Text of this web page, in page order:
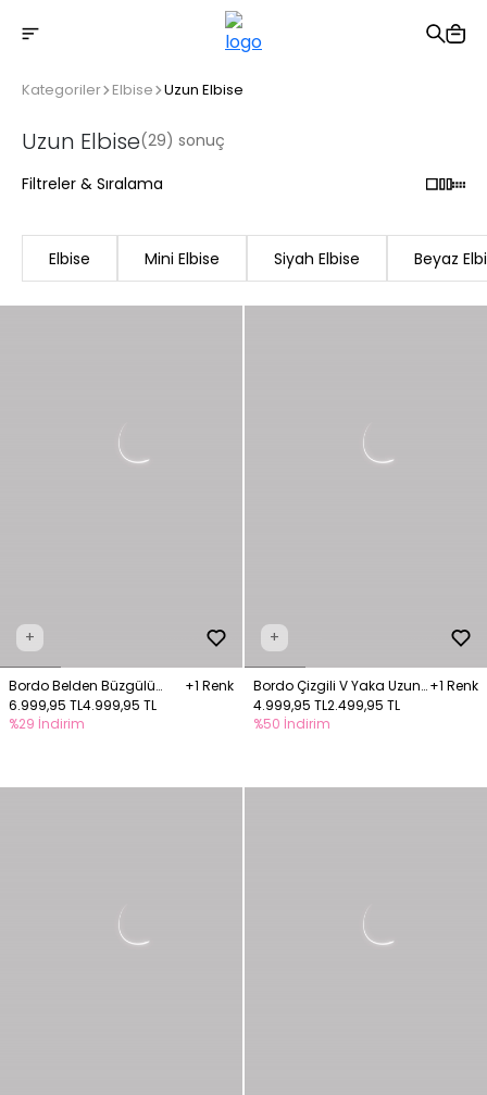
2500 TL üzeri ücretsiz kargo
Kategoriler Elbise Uzun Elbise
Uzun Elbise(29) sonuç
Filtreler & Sıralama
Elbise Mini Elbise Siyah Elbise Beyaz
+
Bordo Belden Büzgülü
Yelekli İpli Elbise
+1 Renk
6.999,95 TL4.999,95 TL
%29 İndirim
+
Bordo Çizgili V Yaka Uzun
Elbise
+1 Renk
4.999,95 TL2.499,95 TL
%50 İndirim